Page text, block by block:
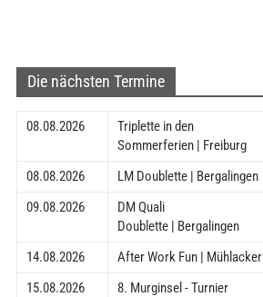
Die nächsten Termine
08.08.2026
Triplette in den
Sommerferien | Freiburg
08.08.2026
LM Doublette | Bergalingen
09.08.2026
DM Quali
Doublette | Bergalingen
14.08.2026
After Work Fun | Mühlacker
15.08.2026
8. Murginsel - Turnier